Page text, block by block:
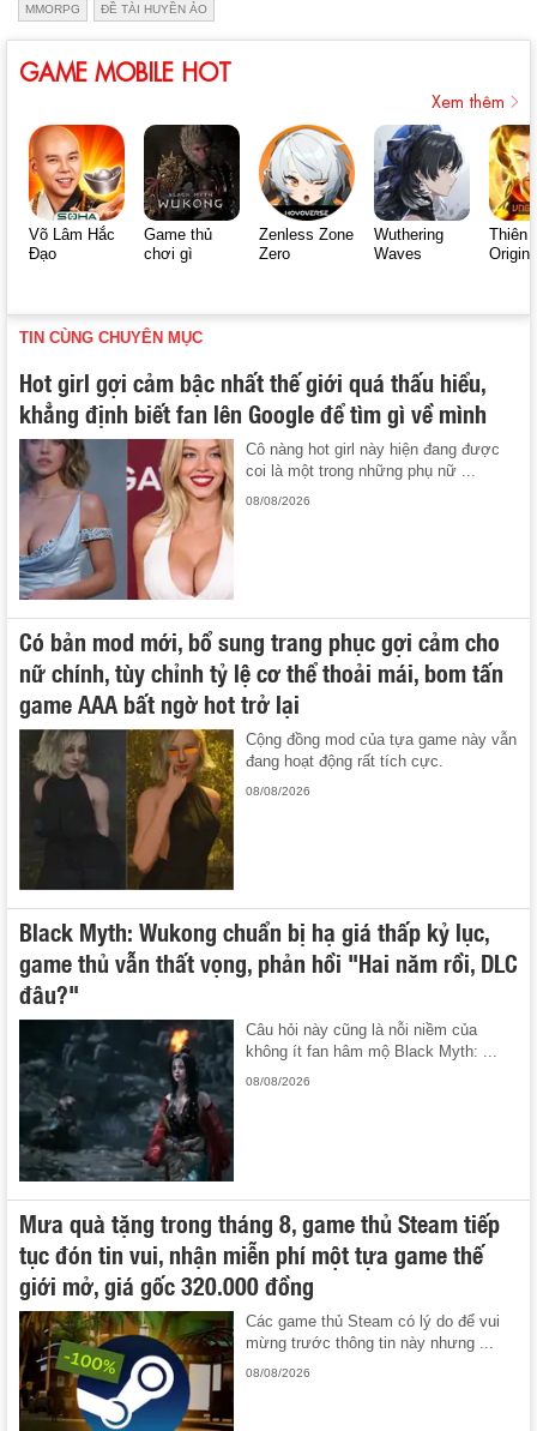
MMORPG ĐỀ TÀI HUYỀN ẢO
GAME MOBILE HOT
Xem thêm
Võ Lâm Hắc
Đạo
Game thủ
chơi gì
Zenless Zone
Zero
Wuthering
Waves
Thiên
Origin
TIN CÙNG CHUYÊN MỤC
Hot girl gợi cảm bậc nhất thế giới quá thấu hiểu,
khẳng định biết fan lên Google để tìm gì về mình
Cô nàng hot girl này hiện đang được
coi là một trong những phụ nữ ...
08/08/2026
Có bản mod mới, bổ sung trang phục gợi cảm cho
nữ chính, tùy chỉnh tỷ lệ cơ thể thoải mái, bom tấn
game AAA bất ngờ hot trở lại
Cộng đồng mod của tựa game này vẫn
đang hoạt động rất tích cực.
08/08/2026
Black Myth: Wukong chuẩn bị hạ giá thấp kỷ lục,
game thủ vẫn thất vọng, phản hồi "Hai năm rồi, DLC
đâu?"
Câu hỏi này cũng là nỗi niềm của
không ít fan hâm mộ Black Myth: ...
08/08/2026
Mưa quà tặng trong tháng 8, game thủ Steam tiếp
tục đón tin vui, nhận miễn phí một tựa game thế
giới mở, giá gốc 320.000 đồng
Các game thủ Steam có lý do để vui
mừng trước thông tin này nhưng ...
08/08/2026